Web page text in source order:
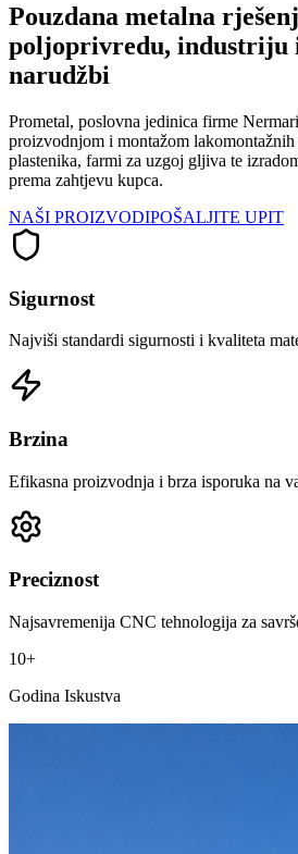
Pouzdana metalna
poljoprivredu, industriju
narudžbi
Prometal, poslovna jedinica firme
proizvodnjom i montažom
plastenika, farmi za uzgoj gljiva te
prema zahtjevu kupca.
NAŠI PROIZVODIPOŠALJITE UPIT
Sigurnost
Najviši standardi sigurnosti i kvaliteta
Brzina
Efikasna proizvodnja i brza isporuka na
Preciznost
Najsavremenija CNC tehnologija za
10+
Godina Iskustva